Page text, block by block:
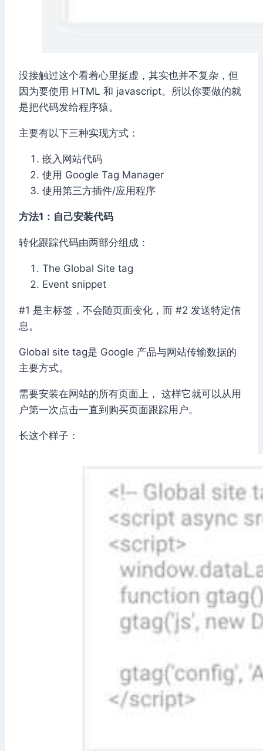
没接触过这个看着心里挺虚，其实也并不复杂，但
因为要使用 HTML 和 javascript。所以你要做的就
是把代码发给程序猿。
主要有以下三种实现方式：
嵌入网站代码
使用 Google Tag Manager
使用第三方插件/应用程序
方法1：自己安装代码
转化跟踪代码由两部分组成：
The Global Site tag
Event snippet
#1 是主标签，不会随页面变化，而 #2 发送特定信
息。
Global site tag是 Google 产品与网站传输数据的
主要方式。
需要安装在网站的所有页面上， 这样它就可以从用
户第一次点击一直到购买页面跟踪用户。
长这个样子：